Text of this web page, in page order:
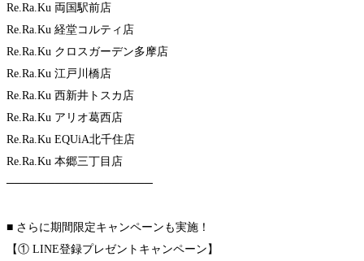
Re.Ra.Ku 両国駅前店
Re.Ra.Ku 経堂コルティ店
Re.Ra.Ku クロスガーデン多摩店
Re.Ra.Ku 江戸川橋店
Re.Ra.Ku 西新井トスカ店
Re.Ra.Ku アリオ葛西店
Re.Ra.Ku EQUiA北千住店
Re.Ra.Ku 本郷三丁目店
──────────────────
■ さらに期間限定キャンペーンも実施！
【① LINE登録プレゼントキャンペーン】